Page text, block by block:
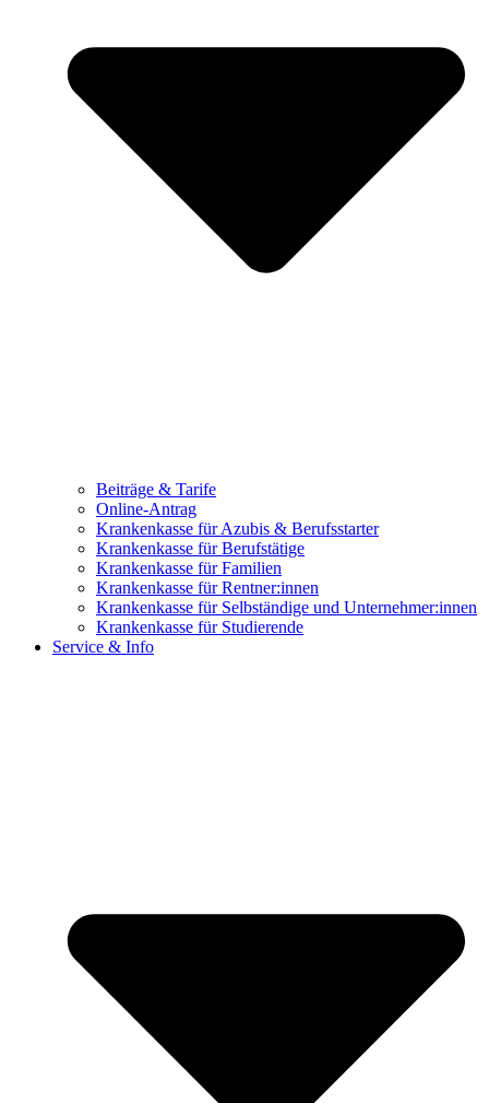
Beiträge & Tarife
Online-Antrag
Krankenkasse für Azubis & Berufsstarter
Krankenkasse für Berufstätige
Krankenkasse für Familien
Krankenkasse für Rentner:innen
Krankenkasse für Selbständige und Unternehmer:innen
Krankenkasse für Studierende
Service & Info